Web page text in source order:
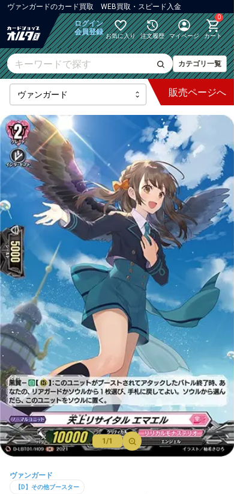
ヴァンガードのカード買取 WEB買取・スピード入金
ログイン
会員登録 お気に入り 注文履歴 マイページ
0
カート
カテゴリ一覧
最新弾
【DZ】ブースター
【DZ】その他ブースター
【DZ】デッキなど
【D】ブースター
【D】その他ブースター
【D】デッキなど
【DPR】PRカード
販売ページへ
1/1
ヴァンガード
【D】その他ブースター